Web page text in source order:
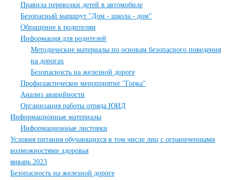
Правила перевозки детей в автомобиле
Безопасный маршрут "Дом - школа - дом"
Обращение к родителям
Информация для родителей
Методические материалы по основам безопасного поведения
на дорогах
Безопасность на железной дороге
Профилактическое мероприятие "Горка"
Анализ аварийности
Организация работы отряда ЮИД
Информационные материалы
Информационные листовки
Условия питания обучающихся в том числе лиц с ограниченными
возможностями здоровья
январь 2023
Безопасность на железной дороге